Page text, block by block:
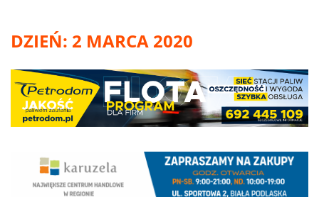
DZIEŃ: 2 MARCA 2020